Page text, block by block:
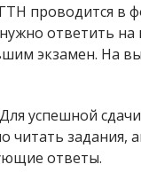
проводится в
ответить на
экзамен. На
успешной
читать задания,
ответы.